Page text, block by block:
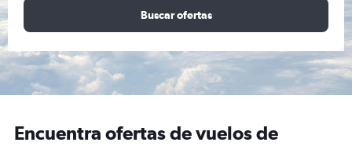
Buscar ofertas
Encuentra ofertas de vuelos de